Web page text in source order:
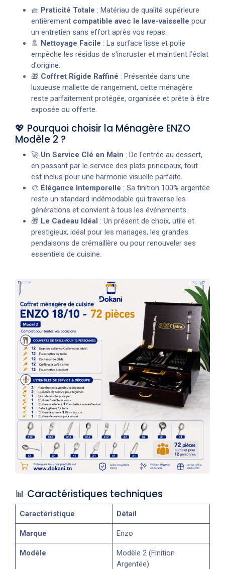
🧺 Praticité Totale : Matériau de qualité supérieure
entièrement compatible avec le lave-vaisselle pour
un entretien sans effort après vos repas.
🚿 Nettoyage Facile : La surface lisse et polie
empêche les résidus de s'incruster et maintient l'éclat
d'origine.
🎁 Coffret Rigide Raffiné : Présentée dans une
luxueuse mallette de rangement, cette ménagère
reste parfaitement protégée, organisée et prête à être
exposée ou offerte.
💖 Pourquoi choisir la Ménagère ENZO
Modèle 2 ?
🚀 Un Service Clé en Main : De l'entrée au dessert,
en passant par le service des plats principaux, tout
est inclus pour une harmonie visuelle parfaite.
🎨 Élégance Intemporelle : Sa finition 100% argentée
reste un standard indémodable qui traverse les
générations et convient à tous les événements.
🎁 Le Cadeau Idéal : Un présent de choix, utile et
prestigieux, idéal pour les mariages, les grandes
pendaisons de crémaillère ou pour renouveler ses
essentiels de cuisine.
📊 Caractéristiques techniques
Caractéristique Détail
Marque Enzo
Modèle
Modèle 2 (Finition
Argentée)